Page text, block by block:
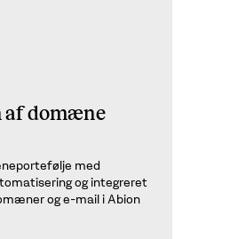
domæne
med
og integreret
og e-mail i Abion